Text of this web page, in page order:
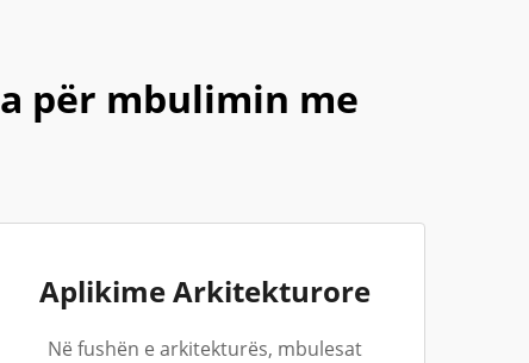
për mbulimin me
Aplikime Arkitekturore
Në fushën e arkitekturës, mbulesat